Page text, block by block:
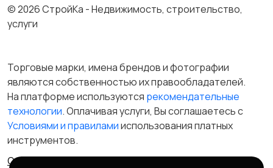
© 2026 СтройКа - Недвижимость, строительство,
услуги
Торговые марки, имена брендов и фотографии
являются собственностью их правообладателей.
На платформе используются рекомендательные
технологии. Оплачивая услуги, Вы соглашаетесь c
Условиями и правиламииспользования платных
инструментов.
Отказ от ответственности
Правила сервиса